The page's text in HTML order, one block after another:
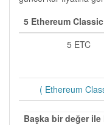
5 Ethereum
5 ETC
( Ethereum
Başka bir değer